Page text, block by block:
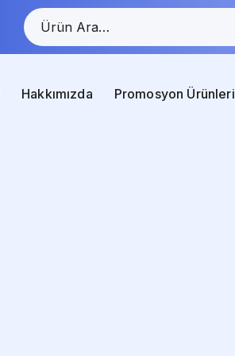
Hakkımızda Promosyon Ürünleri